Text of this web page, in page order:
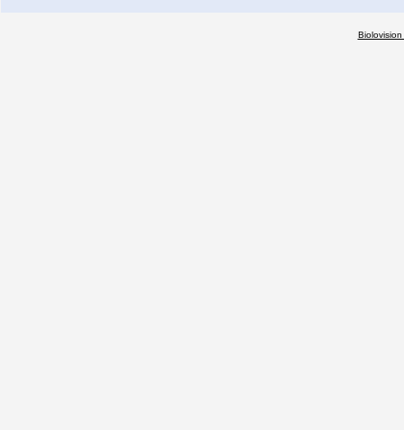
Biolovision